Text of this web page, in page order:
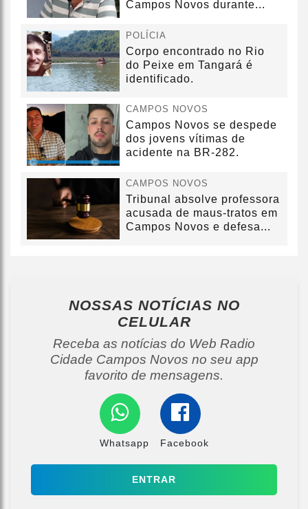
Campos Novos durante...
POLÍCIA
Corpo encontrado no Rio
do Peixe em Tangará é
identificado.
CAMPOS NOVOS
Campos Novos se despede
dos jovens vítimas de
acidente na BR-282.
CAMPOS NOVOS
Tribunal absolve professora
acusada de maus-tratos em
Campos Novos e defesa...
NOSSAS NOTÍCIAS NO
CELULAR
Receba as notícias do Web Radio
Cidade Campos Novos no seu app
favorito de mensagens.
Whatsapp Facebook
ENTRAR